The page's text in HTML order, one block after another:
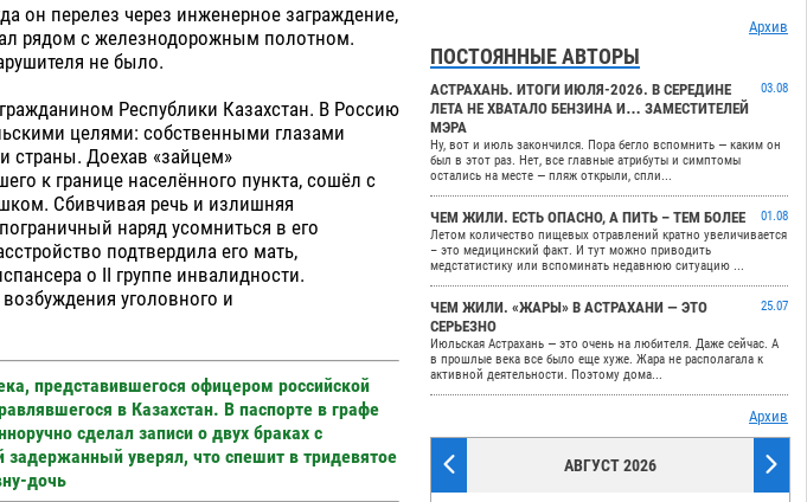
он перелез через инженерное заграждение,
рядом с железнодорожным полотном.
не было.
Республики Казахстан. В Россию
целями: собственными глазами
страны. Доехав «зайцем»
к границе населённого пункта, сошёл с
Сбивчивая речь и излишняя
наряд усомниться в его
подтвердила его мать,
о II группе инвалидности.
уголовного и
представившегося офицером российской
в Казахстан. В паспорте в графе
сделал записи о двух браках с
уверял, что спешит в тридевятое
дочь
Архив
ПОСТОЯННЫЕ АВТОРЫ
АСТРАХАНЬ. ИТОГИ ИЮЛЯ-2026. В СЕРЕДИНЕ
ЛЕТА НЕ ХВАТАЛО БЕНЗИНА И… ЗАМЕСТИТЕЛЕЙ
МЭРА
03.08
Ну, вот и июль закончился. Пора бегло вспомнить — каким он
был в этот раз. Нет, все главные атрибуты и симптомы
остались на месте — пляж открыли, спли...
ЧЕМ ЖИЛИ. ЕСТЬ ОПАСНО, А ПИТЬ – ТЕМ БОЛЕЕ
01.08
Летом количество пищевых отравлений кратно увеличивается
– это медицинский факт. И тут можно приводить
медстатистику или вспоминать недавнюю ситуацию ...
ЧЕМ ЖИЛИ. «ЖАРЫ» В АСТРАХАНИ — ЭТО
СЕРЬЕЗНО
25.07
Июльская Астрахань — это очень на любителя. Даже сейчас. А
в прошлые века все было еще хуже. Жара не располагала к
активной деятельности. Поэтому дома...
Архив
АВГУСТ 2026